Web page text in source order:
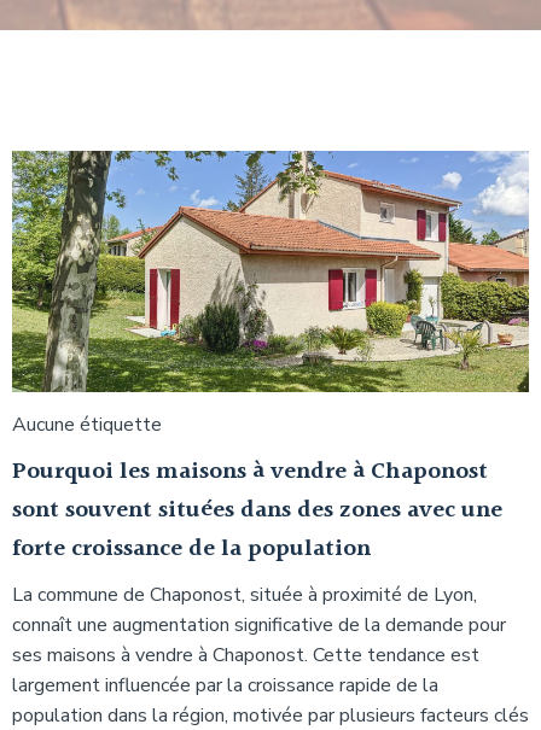
Aucune étiquette
Pourquoi les maisons à vendre à Chaponost
sont souvent situées dans des zones avec une
forte croissance de la population
La commune de Chaponost, située à proximité de Lyon,
connaît une augmentation significative de la demande pour
ses maisons à vendre à Chaponost. Cette tendance est
largement influencée par la croissance rapide de la
population dans la région, motivée par plusieurs facteurs clés